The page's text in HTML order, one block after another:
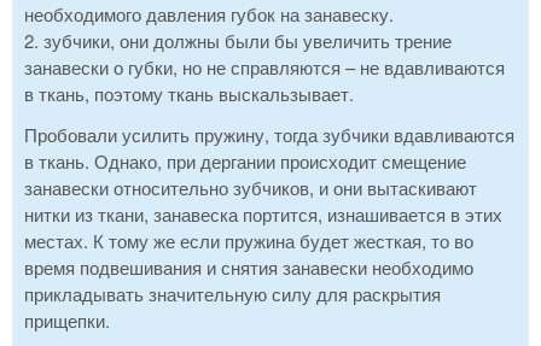
необходимого давления губок на занавеску.
2. зубчики, они должны были бы увеличить трение
занавески о губки, но не справляются – не вдавливаются
в ткань, поэтому ткань выскальзывает.
Пробовали усилить пружину, тогда зубчики вдавливаются
в ткань. Однако, при дергании происходит смещение
занавески относительно зубчиков, и они вытаскивают
нитки из ткани, занавеска портится, изнашивается в этих
местах. К тому же если пружина будет жесткая, то во
время подвешивания и снятия занавески необходимо
прикладывать значительную силу для раскрытия
прищепки.